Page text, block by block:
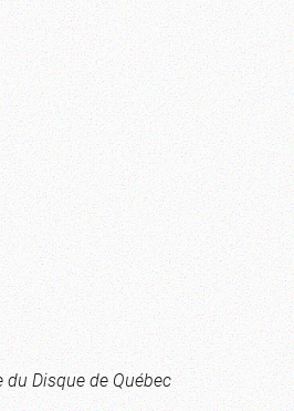
Disque de Québec